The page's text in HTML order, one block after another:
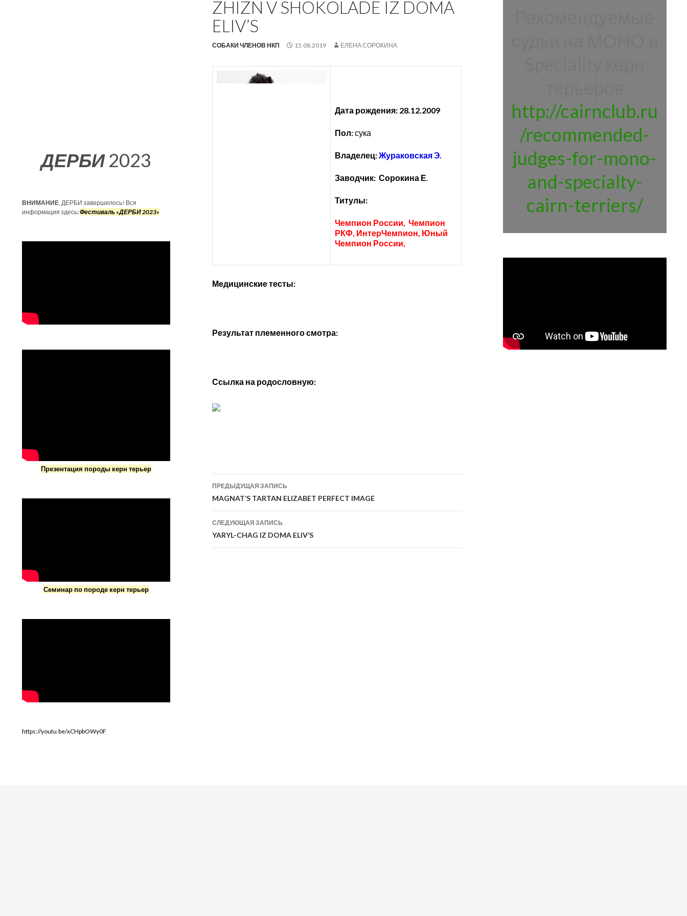
ZHIZN V SHOKOLADE IZ DOMA
ELIV’S
СОБАКИ ЧЛЕНОВ НКП 15.08.2019 ЕЛЕНА СОРОКИНА
Дата рождения: 28.12.2009
Пол:сука
Владелец:Жураковская Э.
Заводчик: Сорокина Е.
Титулы:
Чемпион России, Чемпион
РКФ, ИнтерЧемпион, Юный
Чемпион России,
Медицинские тесты:
Результат племенного смотра:
Ссылка на родословную:
Навигация
по
записям
ПРЕДЫДУЩАЯ ЗАПИСЬ
MAGNAT’S TARTAN ELIZABET PERFECT IMAGE
СЛЕДУЮЩАЯ ЗАПИСЬ
YARYL-CHAG IZ DOMA ELIV’S
http://cairnclub.ru
/recommended-
judges-for-mono-
and-specialty-
cairn-terriers/
ДЕРБИ2023
ВНИМАНИЕ, ДЕРБИ завершилось! Вся
информация здесь:Фестиваль «ДЕРБИ 2023»
Презентация породы керн терьер
Семинар по породе керн терьер
https://youtu.be/xCHpbOWy0F